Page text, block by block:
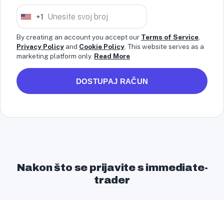
U
i
t
+1
By creating an account you accept our Terms of Service
Privacy Policy and Cookie Policy . This website serves as a
marketing platform only. Read More
DOSTUPAJ RAČUN
Nakon što se prijavite s immediate-
trader